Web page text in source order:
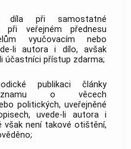
díla při samostatné
při veřejném přednesu
vyučovacím nebo
li autora i dílo, avšak
účastníci přístup zdarma;
publikaci články
o věcech
politických, uveřejněné
uvede-li autora i
však není takové otištění,